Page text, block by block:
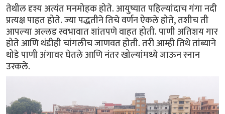
तेथील दृश्य अत्यंत मनमोहक होते. आयुष्यात पहिल्यांदाच गंगा नदी
प्रत्यक्ष पाहत होते. ज्या पद्धतीने तिचे वर्णन ऐकले होते, तशीच ती
आपल्या अल्लड स्वभावात शांतपणे वाहत होती. पाणी अतिशय गार
होते आणि थंडीही चांगलीच जाणवत होती. तरी आम्ही तिथे तांब्याने
थोडे पाणी अंगावर घेतले आणि नंतर खोल्यांमध्ये जाऊन स्नान
उरकले.